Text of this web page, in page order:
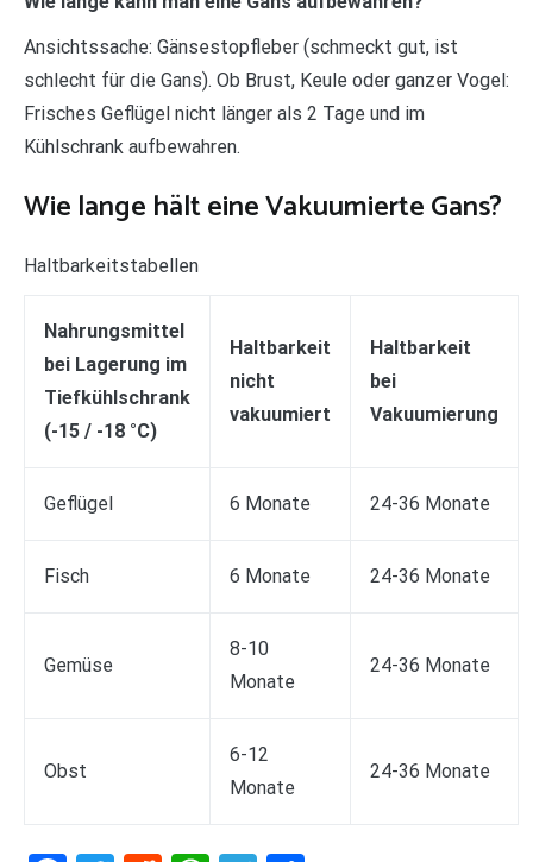
Ansichtssache: Gänsestopfleber (schmeckt gut, ist
schlecht für die Gans). Ob Brust, Keule oder ganzer Vogel:
Frisches Geflügel nicht länger als 2 Tage und im
Kühlschrank aufbewahren.
Wie lange hält eine Vakuumierte Gans?
Haltbarkeitstabellen
Nahrungsmittel
bei Lagerung im
Tiefkühlschrank
(-15 / -18 °C)
Haltbarkeit
nicht
vakuumiert
Haltbarkeit
bei
Vakuumierung
Geflügel 6 Monate 24-36 Monate
Fisch 6 Monate 24-36 Monate
Gemüse
8-10
Monate
24-36 Monate
Obst
6-12
Monate
24-36 Monate